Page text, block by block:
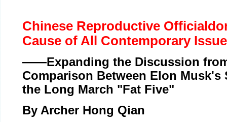
Chinese Reproductive
Cause of All Contemporary
——Expanding the Discussion
Comparison Between Elon Musk's
the Long March "Fat Five"
By Archer Hong Qian